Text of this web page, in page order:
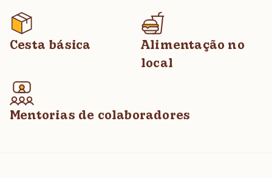
Cesta básica
Alimentação no
local
Mentorias de colaboradores